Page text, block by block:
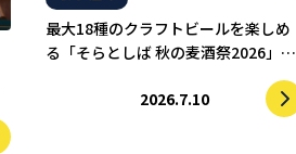
最大18種のクラフトビールを楽しめ
る「そらとしば 秋の麦酒祭2026」初
2026.7.10